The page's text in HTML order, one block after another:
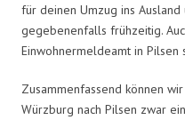
für deinen Umzug ins
gegebenenfalls frühzeitig.
Einwohnermeldeamt in
Zusammenfassend können
Würzburg nach Pilsen zwar